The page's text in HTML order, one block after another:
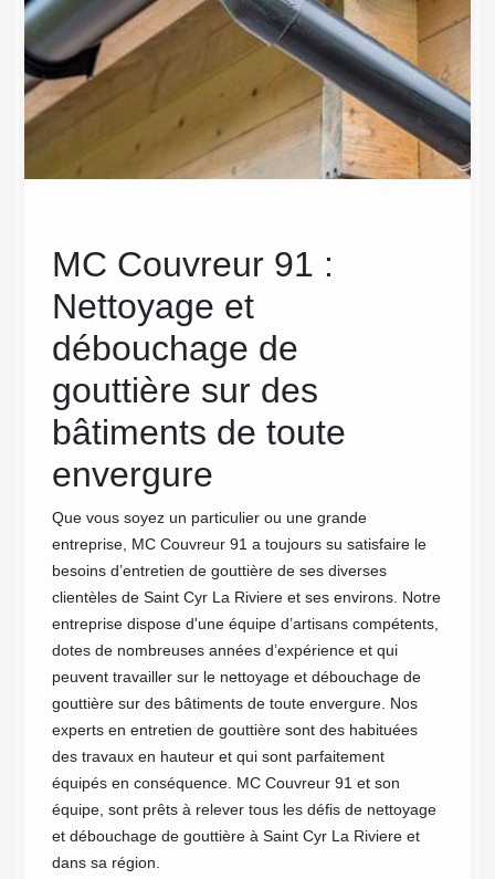
MC Couvreur 91 :
Nettoyage et
débouchage de
gouttière sur des
bâtiments de toute
envergure
Que vous soyez un particulier ou une grande
entreprise, MC Couvreur 91 a toujours su satisfaire le
besoins d’entretien de gouttière de ses diverses
clientèles de Saint Cyr La Riviere et ses environs. Notre
entreprise dispose d'une équipe d’artisans compétents,
dotes de nombreuses années d’expérience et qui
peuvent travailler sur le nettoyage et débouchage de
gouttière sur des bâtiments de toute envergure. Nos
experts en entretien de gouttière sont des habituées
des travaux en hauteur et qui sont parfaitement
équipés en conséquence. MC Couvreur 91 et son
équipe, sont prêts à relever tous les défis de nettoyage
et débouchage de gouttière à Saint Cyr La Riviere et
dans sa région.